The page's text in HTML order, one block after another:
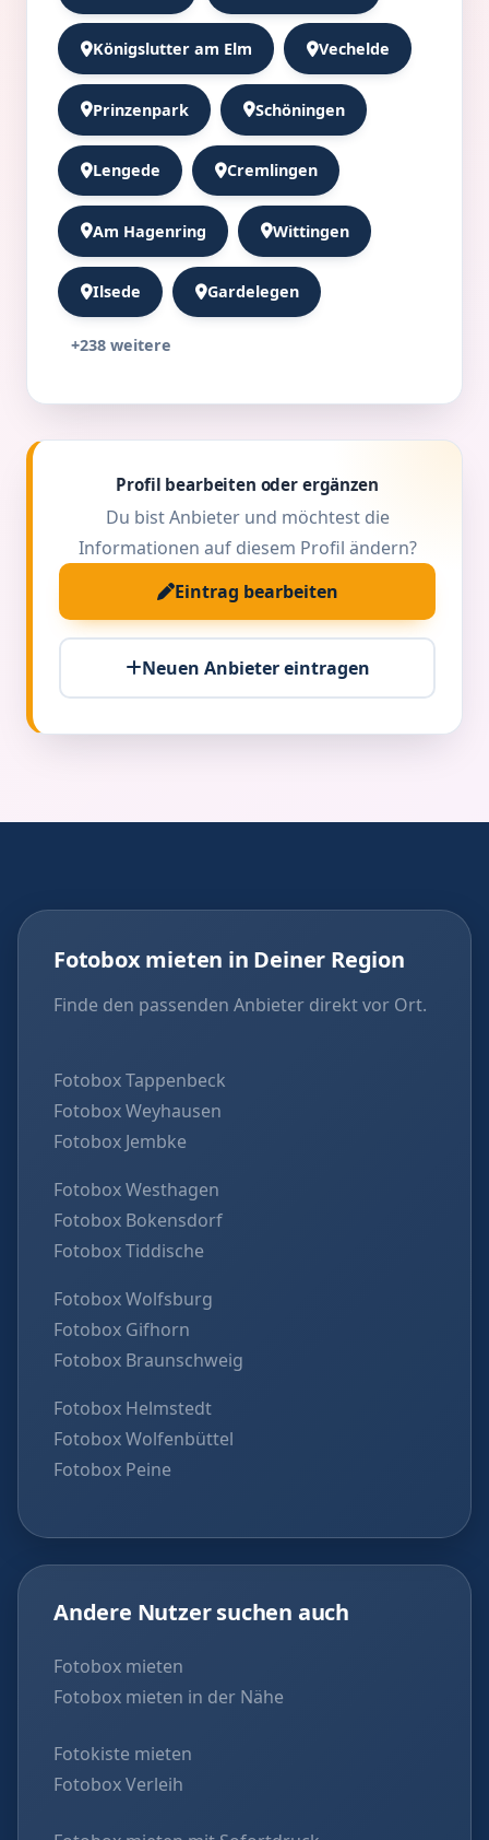
Königslutter am Elm Vechelde
Prinzenpark Schöningen
Lengede Cremlingen
Am Hagenring Wittingen
Ilsede Gardelegen
+238 weitere
Profil bearbeiten oder ergänzen
Du bist Anbieter und möchtest die
Informationen auf diesem Profil ändern?
Eintrag bearbeiten
Neuen Anbieter eintragen
Fotobox mieten in Deiner Region
Finde den passenden Anbieter direkt vor Ort.
Fotobox Tappenbeck
Fotobox Weyhausen
Fotobox Jembke
Fotobox Westhagen
Fotobox Bokensdorf
Fotobox Tiddische
Fotobox Wolfsburg
Fotobox Gifhorn
Fotobox Braunschweig
Fotobox Helmstedt
Fotobox Wolfenbüttel
Fotobox Peine
Andere Nutzer suchen auch
Fotobox mieten
Fotobox mieten in der Nähe
Fotokiste mieten
Fotobox Verleih